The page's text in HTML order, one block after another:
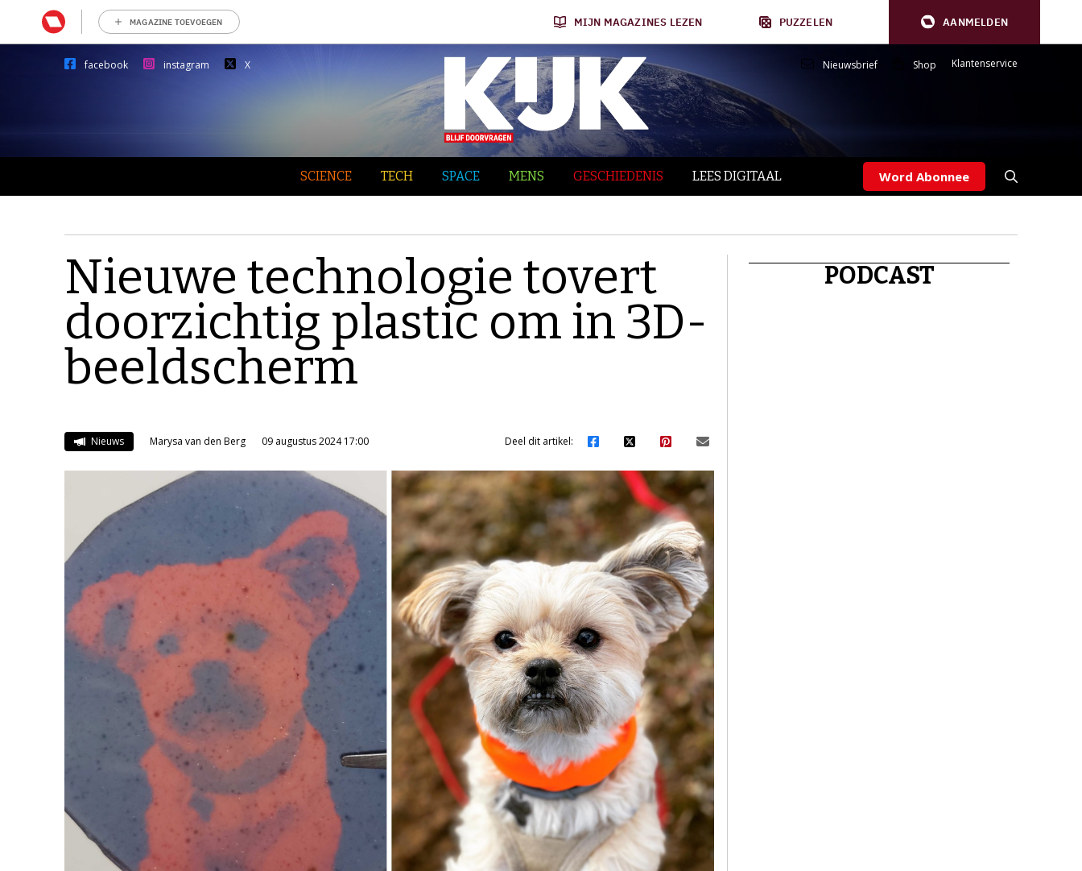
MAGAZINE TOEVOEGEN MIJN MAGAZINES LEZEN PUZZELEN AANMELDEN
facebook instagram X Nieuwsbrief Shop Klantenservice
SCIENCE TECH SPACE MENS GESCHIEDENIS LEES DIGITAAL Word Abonnee
Nieuwe technologie tovert
doorzichtig plastic om in 3D-
beeldscherm
Nieuws Marysa van den Berg 09 augustus 2024 17:00 Deel dit artikel:
PODCAST